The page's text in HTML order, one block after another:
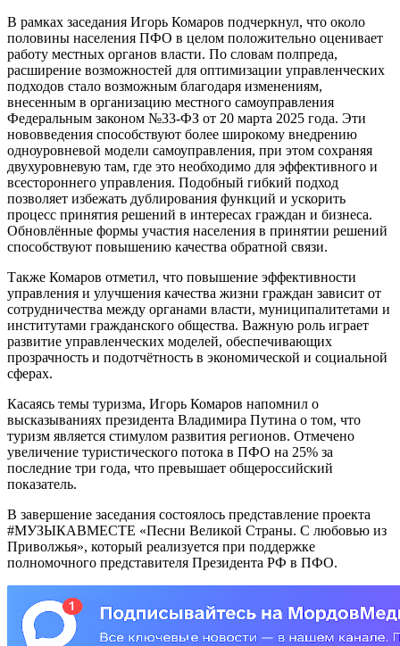
В рамках заседания Игорь Комаров подчеркнул, что около
половины населения ПФО в целом положительно оценивает
работу местных органов власти. По словам полпреда,
расширение возможностей для оптимизации управленческих
подходов стало возможным благодаря изменениям,
внесенным в организацию местного самоуправления
Федеральным законом №33-ФЗ от 20 марта 2025 года. Эти
нововведения способствуют более широкому внедрению
одноуровневой модели самоуправления, при этом сохраняя
двухуровневую там, где это необходимо для эффективного и
всестороннего управления. Подобный гибкий подход
позволяет избежать дублирования функций и ускорить
процесс принятия решений в интересах граждан и бизнеса.
Обновлённые формы участия населения в принятии решений
способствуют повышению качества обратной связи.
Также Комаров отметил, что повышение эффективности
управления и улучшения качества жизни граждан зависит от
сотрудничества между органами власти, муниципалитетами и
институтами гражданского общества. Важную роль играет
развитие управленческих моделей, обеспечивающих
прозрачность и подотчётность в экономической и социальной
сферах.
Касаясь темы туризма, Игорь Комаров напомнил о
высказываниях президента Владимира Путина о том, что
туризм является стимулом развития регионов. Отмечено
увеличение туристического потока в ПФО на 25% за
последние три года, что превышает общероссийский
показатель.
В завершение заседания состоялось представление проекта
#МУЗЫКАВМЕСТЕ «Песни Великой Страны. С любовью из
Приволжья», который реализуется при поддержке
полномочного представителя Президента РФ в ПФО.